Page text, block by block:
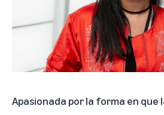
Apasionada por la forma en que